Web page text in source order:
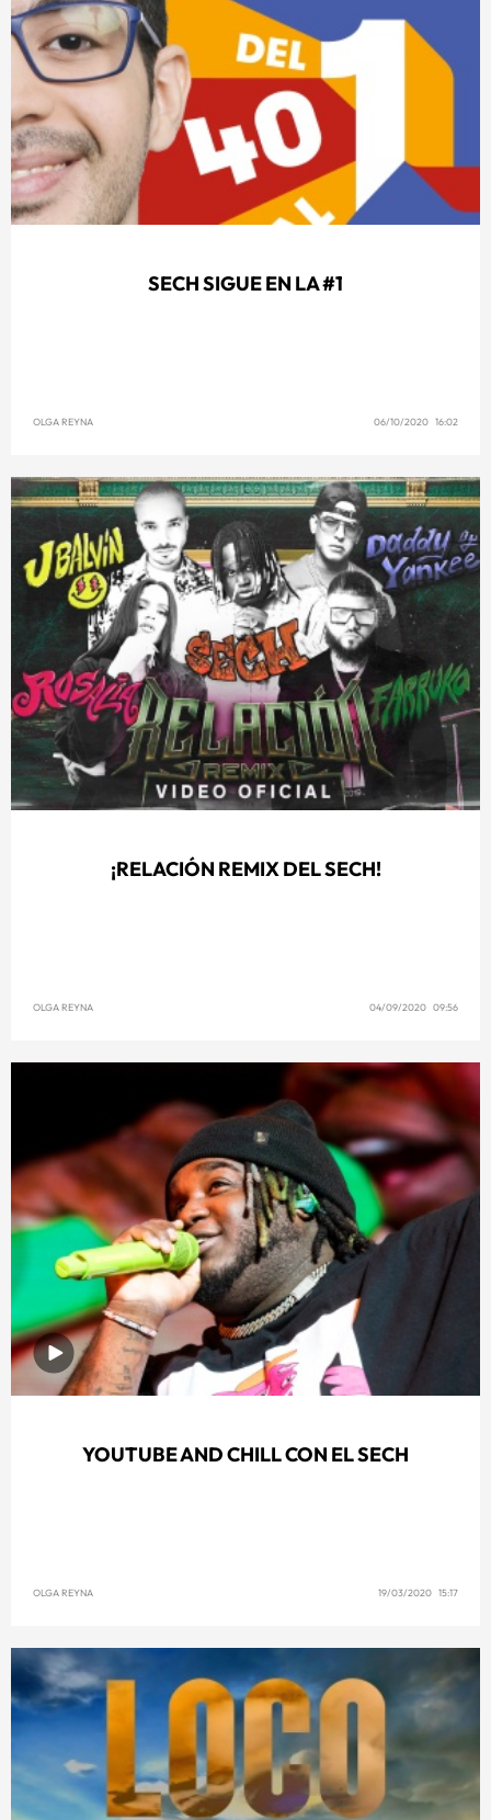
SECH SIGUE EN LA #1
OLGA REYNA 06/10/2020 16:02
¡RELACIÓN REMIX DEL SECH!
OLGA REYNA 04/09/2020 09:56
YOUTUBE AND CHILL CON EL SECH
OLGA REYNA 19/03/2020 15:17